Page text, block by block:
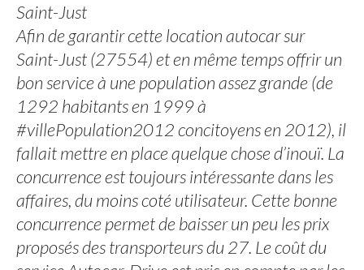
Saint-Just
Afin de garantir cette location autocar sur
Saint-Just (27554) et en même temps offrir un
bon service à une population assez grande (de
1292 habitants en 1999 à
#villePopulation2012 concitoyens en 2012), il
fallait mettre en place quelque chose d’inouï. La
concurrence est toujours intéressante dans les
affaires, du moins coté utilisateur. Cette bonne
concurrence permet de baisser un peu les prix
proposés des transporteurs du 27. Le coût du